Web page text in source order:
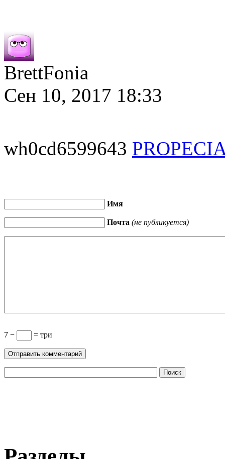
BrettFonia
Сен 10, 2017 18:33
wh0cd6599643
Имя
Почта (не публикуется)
7 − = три